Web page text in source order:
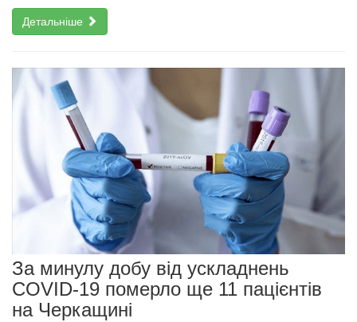
Детальніше
За минулу добу від ускладнень
COVID-19 померло ще 11 пацієнтів
на Черкащині